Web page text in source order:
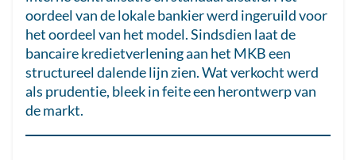
oordeel van de lokale bankier werd ingeruild voor
het oordeel van het model. Sindsdien laat de
bancaire kredietverlening aan het MKB een
structureel dalende lijn zien. Wat verkocht werd
als prudentie, bleek in feite een herontwerp van
de markt.